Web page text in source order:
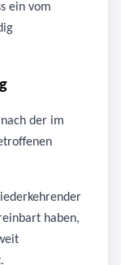
ein vom
der im
haben,